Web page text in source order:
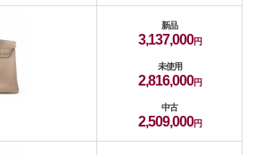
新品
3,137,000
未使用
2,816,000
中古
2,509,000